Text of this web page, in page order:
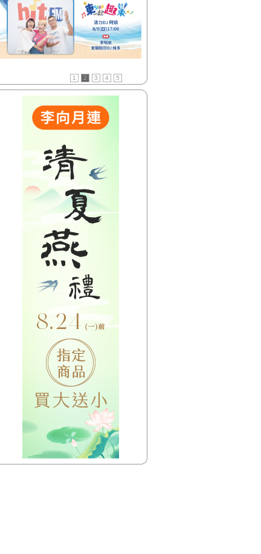
【HitFm正在進行】
(花東)
東STOP！MUSIC ON
AIR
(聯播)HITO西洋排行榜-elsa
【HitFm正在進行】
(北部)
賴床DJ-Phoenix
(聯播)HITO西洋排行榜-elsa
1 2 3 4 5